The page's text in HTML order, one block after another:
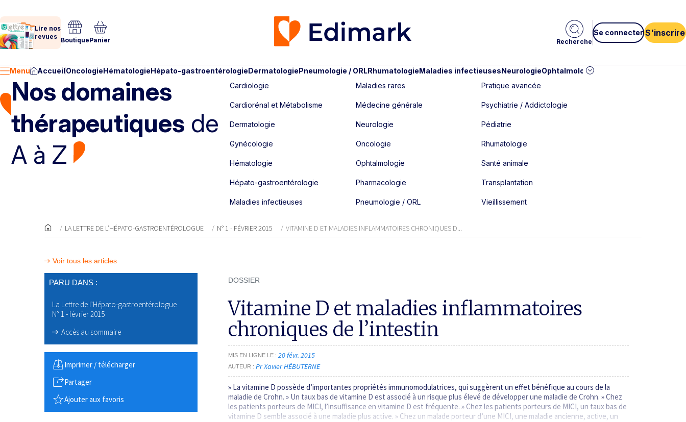
Lire nos
revues BoutiquePanier Recherche
Se connecter S'inscrire
Menu AccueilOncologieHématologieHépato-gastroentérologieDermatologiePneumologie / ORLRhumatologieMaladies infectieusesNeurologieOphtalmologie
Nos domaines
thérapeutiques de
A à Z
Cardiologie
Cardiorénal et Métabolisme
Dermatologie
Gynécologie
Hématologie
Hépato-gastroentérologie
Maladies infectieuses
Maladies rares
Médecine générale
Neurologie
Oncologie
Ophtalmologie
Pharmacologie
Pneumologie / ORL
Pratique avancée
Psychiatrie / Addictologie
Pédiatrie
Rhumatologie
Santé animale
Transplantation
Vieillissement
LA LETTRE DE L’HÉPATO-GASTROENTÉROLOGUE N° 1 - FÉVRIER 2015 VITAMINE D ET MALADIES INFLAMMATOIRES CHRONIQUES D...
Voir tous les articles
PARU DANS :
La Lettre de l’Hépato-gastroentérologue
N° 1 - février 2015
Accès au sommaire
Imprimer / télécharger
Partager
Ajouter aux favoris
DOSSIER
Vitamine D et maladies inflammatoires
chroniques de l’intestin
MIS EN LIGNE LE 20 févr. 2015
AUTEUR Pr Xavier HÉBUTERNE
» La vitamine D possède d’importantes propriétés immunomodulatrices, qui suggèrent un effet bénéfique au cours de la
maladie de Crohn. » Un taux bas de vitamine D est associé à un risque plus élevé de développer une maladie de Crohn. » Chez
les patients porteurs de MICI, l’insuffisance en vitamine D est fréquente. » Chez les patients porteurs de MICI, un taux bas de
vitamine D semble associé à une maladie plus active. » Chez un malade porteur d’une MICI, une maladie ancienne, active, un